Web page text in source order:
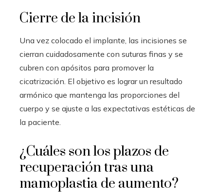
Cierre de la incisión
Una vez colocado el implante, las incisiones se
cierran cuidadosamente con suturas finas y se
cubren con apósitos para promover la
cicatrización. El objetivo es lograr un resultado
armónico que mantenga las proporciones del
cuerpo y se ajuste a las expectativas estéticas de
la paciente.
¿Cuáles son los plazos de
recuperación tras una
mamoplastia de aumento?